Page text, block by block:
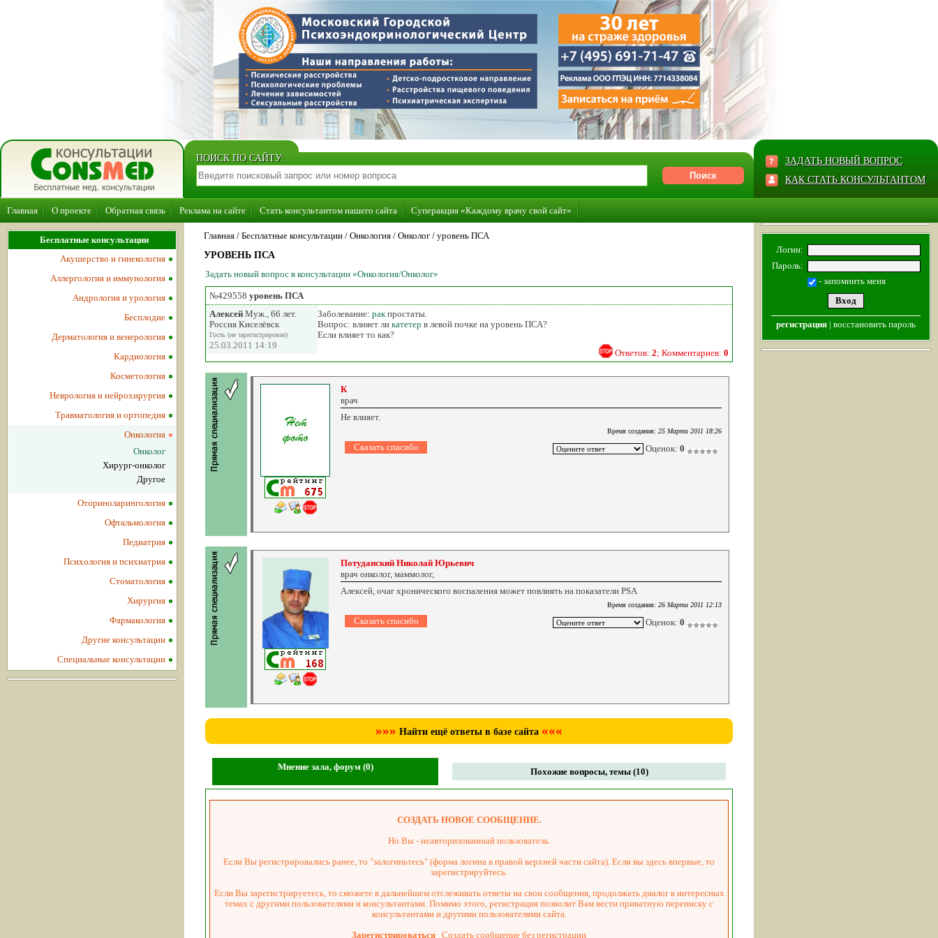
ПОИСК ПО САЙТУ:
ЗАДАТЬ НОВЫЙ ВОПРОС
КАК СТАТЬ КОНСУЛЬТАНТОМ
Главная О проекте Обратная связь Реклама на сайте Стать консультантом нашего сайта Суперакция «Каждому врачу свой сайт»
Главная / Бесплатные консультации / Онкология / Онколог / уровень ПСА
УРОВЕНЬ ПСА
Задать новый вопрос в консультации «Онкология/Онколог»
№429558 уровень ПСА
Алексей Муж., 66 лет.
Россия Киселёвск
Гость (не зарегистрирован)
25.03.2011 14:19
Заболевание: ракпростаты.
Вопрос: влияет ли катетер в левой почке на уровень ПСА?
Если влияет то как?
Ответов: 2; Комментариев: 0
К
врач
Не влияет.
Время создания: 25 Марта 2011 18:26
Оценок: 0
Потуданский Николай Юрьевич
врач онколог, маммолог,
Алексей, очаг хронического воспаления может повлиять на показатели PSA
Время создания: 26 Марта 2011 12:13
Оценок: 0
»»» Найти ещё ответы в базе сайта «««
Мнение зала, форум (0) Похожие вопросы, темы (10)
СОЗДАТЬ НОВОЕ СООБЩЕНИЕ.
Но Вы - неавторизованный пользователь.
Если Вы регистрировались ранее, то "залогиньтесь" (форма логина в правой верхней части сайта). Если вы здесь впервые, то
зарегистрируйтесь.
Если Вы зарегистрируетесь, то сможете в дальнейшем отслеживать ответы на свои сообщения, продолжать диалог в интересных
темах с другими пользователями и консультантами. Помимо этого, регистрация позволит Вам вести приватную переписку с
консультантами и другими пользователями сайта.
Зарегистрироваться Создать сообщение без регистрации
Бесплатные консультации
Акушерство и гинекология
Аллергология и иммунология
Андрология и урология
Бесплодие
Дерматология и венерология
Кардиология
Косметология
Неврология и нейрохирургия
Травматология и ортопедия
Онкология
Онколог
Хирург-онколог
Другое
Оториноларингология
Офтальмология
Педиатрия
Психология и психиатрия
Стоматология
Хирургия
Фармакология
Другие консультации
Специальные консультации
Логин:
Пароль:
- запомнить меня
регистрация | восстановить пароль